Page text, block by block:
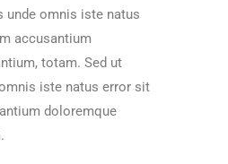
unde omnis iste natus
accusantium
totam. Sed ut
iste natus error sit
doloremque